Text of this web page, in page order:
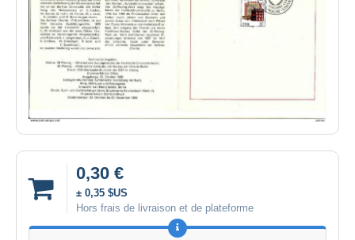
0,30 €
± 0,35 $US
Hors frais de livraison et de plateforme